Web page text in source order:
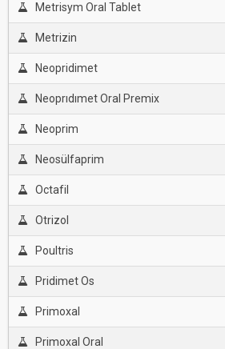
Metrisym Oral Tablet
Metrizin
Neopridimet
Neoprıdımet Oral Premix
Neoprim
Neosülfaprim
Octafil
Otrizol
Poultris
Pridimet Os
Primoxal
Primoxal Oral